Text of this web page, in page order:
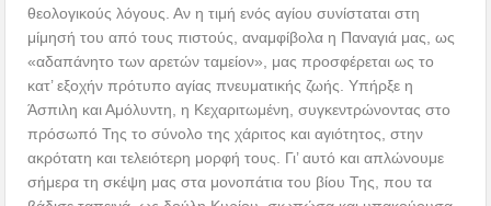
θεολογικούς λόγους. Αν η τιμή ενός αγίου συνίσταται στη
μίμησή του από τους πιστούς, αναμφίβολα η Παναγιά μας, ως
«αδαπάνητο των αρετών ταμείον», μας προσφέρεται ως το
κατ’ εξοχήν πρότυπο αγίας πνευματικής ζωής. Υπήρξε η
Άσπιλη και Αμόλυντη, η Κεχαριτωμένη, συγκεντρώνοντας στο
πρόσωπό Της το σύνολο της χάριτος και αγιότητος, στην
ακρότατη και τελειότερη μορφή τους. Γι’ αυτό και απλώνουμε
σήμερα τη σκέψη μας στα μονοπάτια του βίου Της, που τα